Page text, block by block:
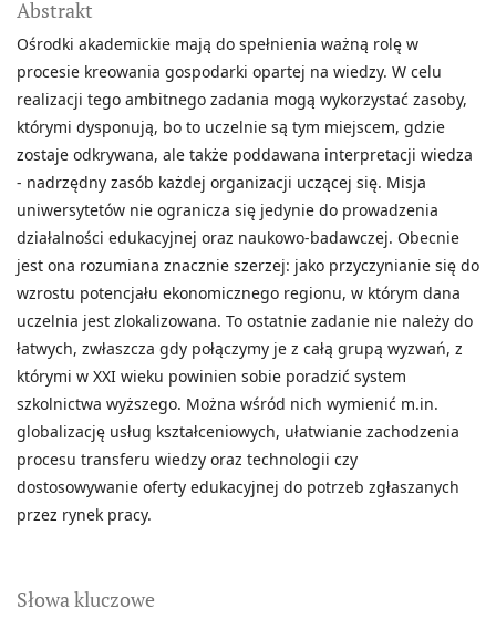
Słowa kluczowe
Abstrakt
Ośrodki akademickie mają do spełnienia ważną rolę w
procesie kreowania gospodarki opartej na wiedzy. W celu
realizacji tego ambitnego zadania mogą wykorzystać zasoby,
którymi dysponują, bo to uczelnie są tym miejscem, gdzie
zostaje odkrywana, ale także poddawana interpretacji wiedza
- nadrzędny zasób każdej organizacji uczącej się. Misja
uniwersytetów nie ogranicza się jedynie do prowadzenia
działalności edukacyjnej oraz naukowo-badawczej. Obecnie
jest ona rozumiana znacznie szerzej: jako przyczynianie się do
wzrostu potencjału ekonomicznego regionu, w którym dana
uczelnia jest zlokalizowana. To ostatnie zadanie nie należy do
łatwych, zwłaszcza gdy połączymy je z całą grupą wyzwań, z
którymi w XXI wieku powinien sobie poradzić system
szkolnictwa wyższego. Można wśród nich wymienić m.in.
globalizację usług kształceniowych, ułatwianie zachodzenia
procesu transferu wiedzy oraz technologii czy
dostosowywanie oferty edukacyjnej do potrzeb zgłaszanych
przez rynek pracy.